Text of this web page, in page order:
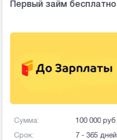
Первый займ бесплатно
Сумма:
Срок:
100 000 руб
7 - 365 дней